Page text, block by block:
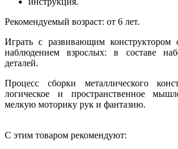
Рекомендуемый возраст: от 6 лет.
Играть с развивающим конструктором
наблюдением взрослых: в составе
деталей.
Процесс сборки металлического
логическое и пространственное
мелкую моторику рук и фантазию.
С этим товаром рекомендуют: